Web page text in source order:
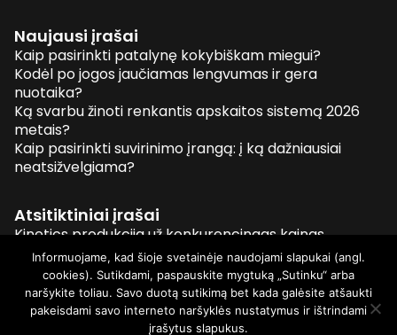
Naujausi įrašai
Kaip pasirinkti patalynę kokybiškam miegui?
Kodėl po jogos jaučiamas lengvumas ir gera
nuotaika?
Ką svarbu žinoti renkantis apskaitos sistemą 2026
metais?
Kaip pasirinkti suvirinimo įrangą: į ką dažniausiai
neatsižvelgiama?
Atsitiktiniai įrašai
Kinetics produkcija už konkurencingas kainas
KĄ DARYTI, SUGEDUS SAMSUNG TELEFONUI?
Trumpas siuntinių pakavimo gidas
Kiniški auto keltuvai – rizika serviso darbuotojui
Informuojame, kad šioje svetainėje naudojami slapukai (angl.
cookies). Sutikdami, paspauskite mygtuką „Sutinku“ arba
naršykite toliau. Savo duotą sutikimą bet kada galėsite atšaukti
pakeisdami savo interneto naršyklės nustatymus ir ištrindami
įrašytus slapukus.